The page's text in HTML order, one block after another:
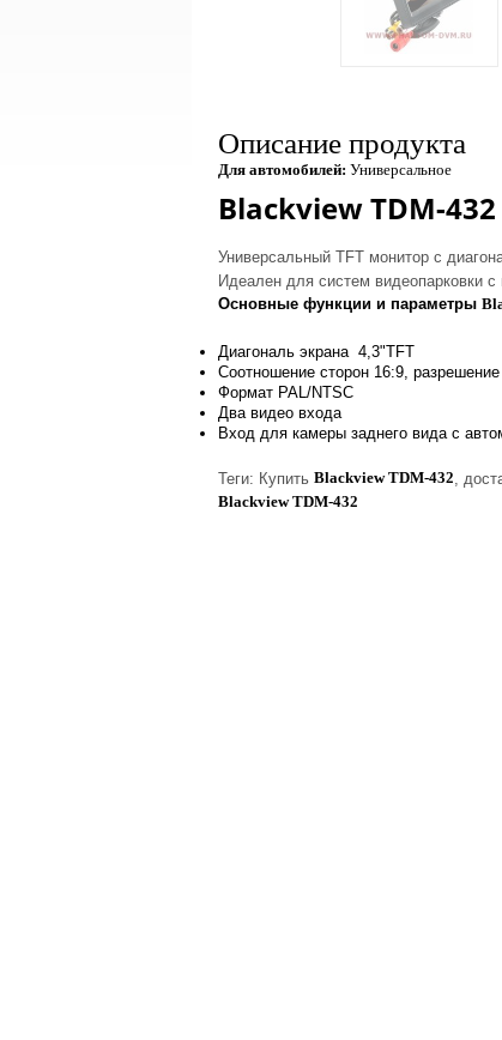
Описание продукта
Для автомобилей: Универсальное
Blackview TDM-
Универсальный TFT монитор с
Идеален для систем видеопарковки
Основные функции и параметры
Диагональ экрана 4,3"TFT
Соотношение сторон 16:9,
Формат PAL/NTSC
Два видео входа
Вход для камеры заднего вида с
Теги: Купить Blackview TDM-432,
Blackview TDM-432